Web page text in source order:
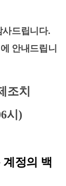
드립니다.
안내드립니
조치
시)
계정의 백